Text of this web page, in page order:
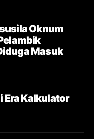
Oknum
Masuk
Era Kalkulator